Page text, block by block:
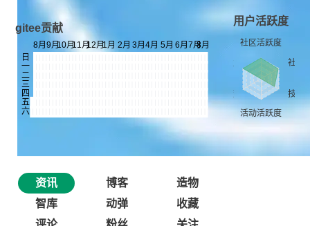
gitee贡献
用户活跃度
资讯 博客
造物
智库
动弹
收藏